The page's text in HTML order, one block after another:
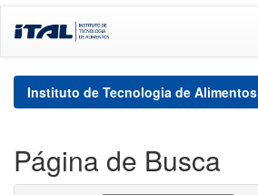
navigation
Instituto de Tecnologia de Alimentos
Página de Busca